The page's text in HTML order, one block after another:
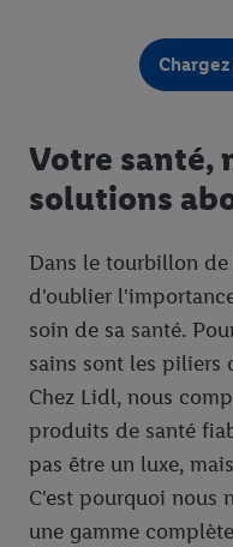
Votre santé,
solutions
Dans le tourbillon
d'oublier
soin de sa santé.
sains sont les piliers
Chez Lidl, nous
produits de santé
pas être un luxe,
C'est pourquoi nous
une gamme